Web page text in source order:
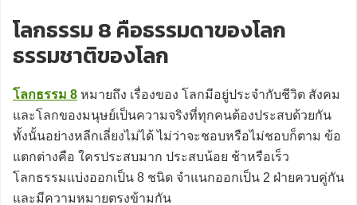
โลกธรรม 8 คือธรรมดาของโลก
ธรรมชาติของโลก
โลกธรรม 8 หมายถึง เรื่องของ โลกมีอยู่ประจำกับชีวิต สังคม
และโลกของมนุษย์เป็นความจริงที่ทุกคนต้องประสบด้วยกัน
ทั้งนั้นอย่างหลีกเลี่ยงไม่ได้ ไม่ว่าจะชอบหรือไม่ชอบก็ตาม ข้อ
แตกต่างคือ ใครประสบมาก ประสบน้อย ช้าหรือเร็ว
โลกธรรมแบ่งออกเป็น 8 ชนิด จำแนกออกเป็น 2 ฝ่ายควบคู่กัน
และมีความหมายตรงข้ามกัน